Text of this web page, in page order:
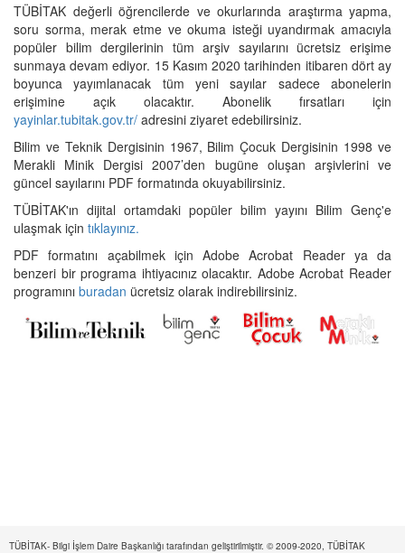
TÜBİTAK değerli öğrencilerde ve okurlarında araştırma yapma,
soru sorma, merak etme ve okuma isteği uyandırmak amacıyla
popüler bilim dergilerinin tüm arşiv sayılarını ücretsiz erişime
sunmaya devam ediyor. 15 Kasım 2020 tarihinden itibaren dört ay
boyunca yayımlanacak tüm yeni sayılar sadece abonelerin
erişimine açık olacaktır. Abonelik fırsatları için
yayinlar.tubitak.gov.tr/ adresini ziyaret edebilirsiniz.
Bilim ve Teknik Dergisinin 1967, Bilim Çocuk Dergisinin 1998 ve
Merakli Minik Dergisi 2007’den bugüne oluşan arşivlerini ve
güncel sayılarını PDF formatında okuyabilirsiniz.
TÜBİTAK'ın dijital ortamdaki popüler bilim yayını Bilim Genç'e
ulaşmak için tıklayınız.
PDF formatını açabilmek için Adobe Acrobat Reader ya da
benzeri bir programa ihtiyacınız olacaktır. Adobe Acrobat Reader
programını buradan ücretsiz olarak indirebilirsiniz.
TÜBİTAK- Bilgi İşlem Daire Başkanlığı tarafından geliştirilmiştir. © 2009-2020, TÜBİTAK